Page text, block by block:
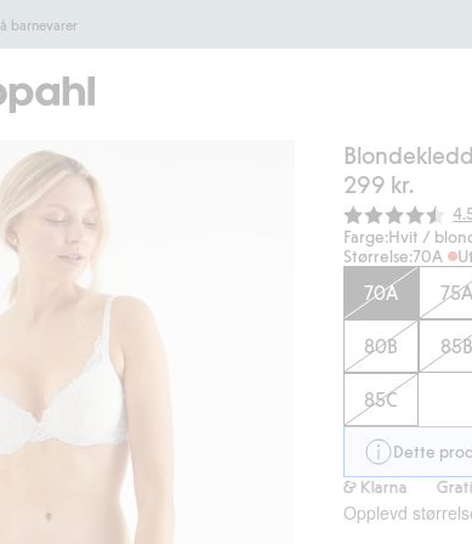
barnevarer
& online for deg som er
med andre tilbud
nå
299 kr.
Farge:Hvit /
Størrelse:70A
70A 75A
80B 85B
85C
Dette
Enkel betaling med Vipps & Klarna Gratis
Opplevd